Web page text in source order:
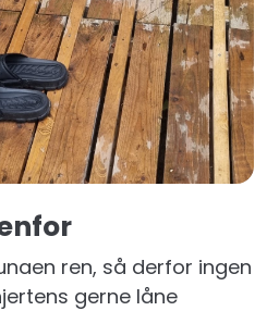
ren, så derfor ingen
gerne låne